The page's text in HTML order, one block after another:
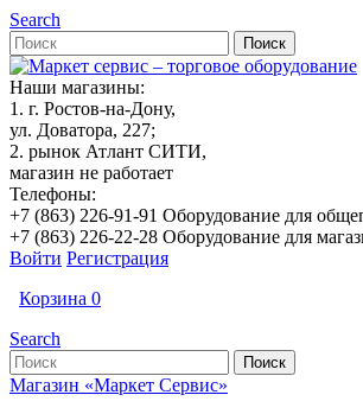
Search
Наши магазины:
1. г. Ростов-на-Дону,
ул. Доватора, 227;
2. рынок Атлант СИТИ,
магазин не работает
Телефоны:
+7 (863) 226-91-91 Оборудование для
+7 (863) 226-22-28 Оборудование для
Войти Регистрация
Корзина 0
Search
Магазин «Маркет Сервис»